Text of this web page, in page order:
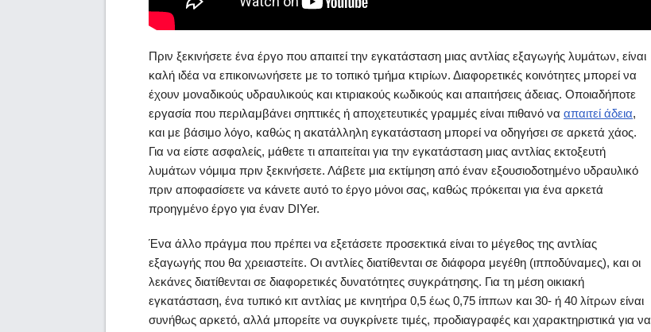
Πριν ξεκινήσετε ένα έργο που απαιτεί την εγκατάσταση μιας αντλίας εξαγωγής λυμάτων, είναι
καλή ιδέα να επικοινωνήσετε με το τοπικό τμήμα κτιρίων. Διαφορετικές κοινότητες μπορεί να
έχουν μοναδικούς υδραυλικούς και κτιριακούς κωδικούς και απαιτήσεις άδειας. Οποιαδήποτε
εργασία που περιλαμβάνει σηπτικές ή αποχετευτικές γραμμές είναι πιθανό να απαιτεί άδεια,
και με βάσιμο λόγο, καθώς η ακατάλληλη εγκατάσταση μπορεί να οδηγήσει σε αρκετά χάος.
Για να είστε ασφαλείς, μάθετε τι απαιτείται για την εγκατάσταση μιας αντλίας εκτοξευτή
λυμάτων νόμιμα πριν ξεκινήσετε. Λάβετε μια εκτίμηση από έναν εξουσιοδοτημένο υδραυλικό
πριν αποφασίσετε να κάνετε αυτό το έργο μόνοι σας, καθώς πρόκειται για ένα αρκετά
προηγμένο έργο για έναν DIYer.
Ένα άλλο πράγμα που πρέπει να εξετάσετε προσεκτικά είναι το μέγεθος της αντλίας
εξαγωγής που θα χρειαστείτε. Οι αντλίες διατίθενται σε διάφορα μεγέθη (ιπποδύναμες), και οι
λεκάνες διατίθενται σε διαφορετικές δυνατότητες συγκράτησης. Για τη μέση οικιακή
εγκατάσταση, ένα τυπικό κιτ αντλίας με κινητήρα 0,5 έως 0,75 ίππων και 30- ή 40 λίτρων είναι
συνήθως αρκετό, αλλά μπορείτε να συγκρίνετε τιμές, προδιαγραφές και χαρακτηριστικά για να